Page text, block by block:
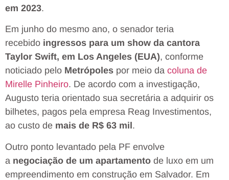
em 2023.
Em junho do mesmo ano, o senador teria
recebido ingressos para um show da cantora
Taylor Swift, em Los Angeles (EUA), conforme
noticiado pelo Metrópoles por meio da coluna de
Mirelle Pinheiro. De acordo com a investigação,
Augusto teria orientado sua secretária a adquirir os
bilhetes, pagos pela empresa Reag Investimentos,
ao custo de mais de R$ 63 mil .
Outro ponto levantado pela PF envolve
a negociação de um apartamento de luxo em um
empreendimento em construção em Salvador. Em